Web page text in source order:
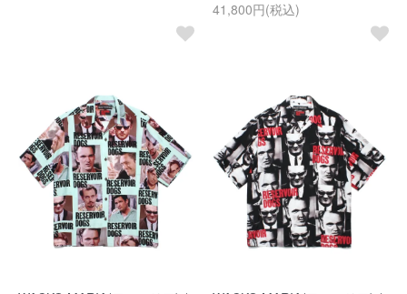
41,800円(税込)